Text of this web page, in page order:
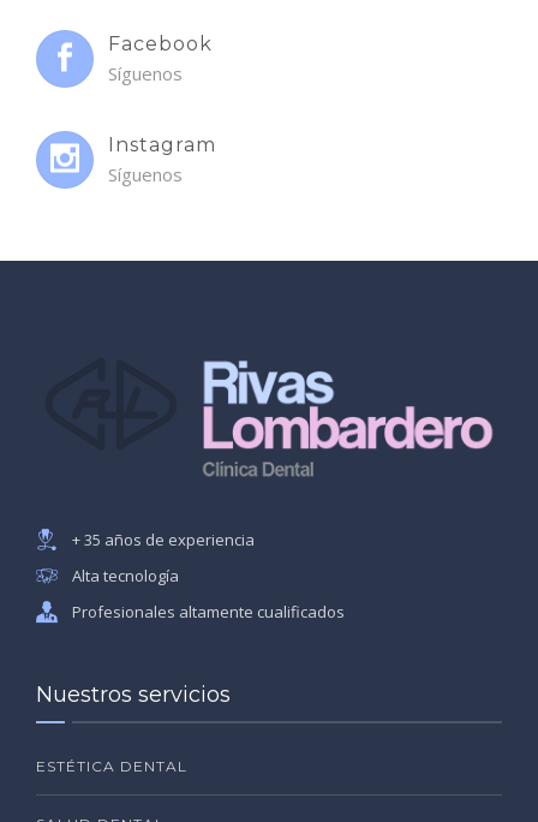
Facebook
Síguenos
Instagram
Síguenos
+ 35 años de experiencia
Alta tecnología
Profesionales altamente cualificados
Nuestros servicios
ESTÉTICA DENTAL